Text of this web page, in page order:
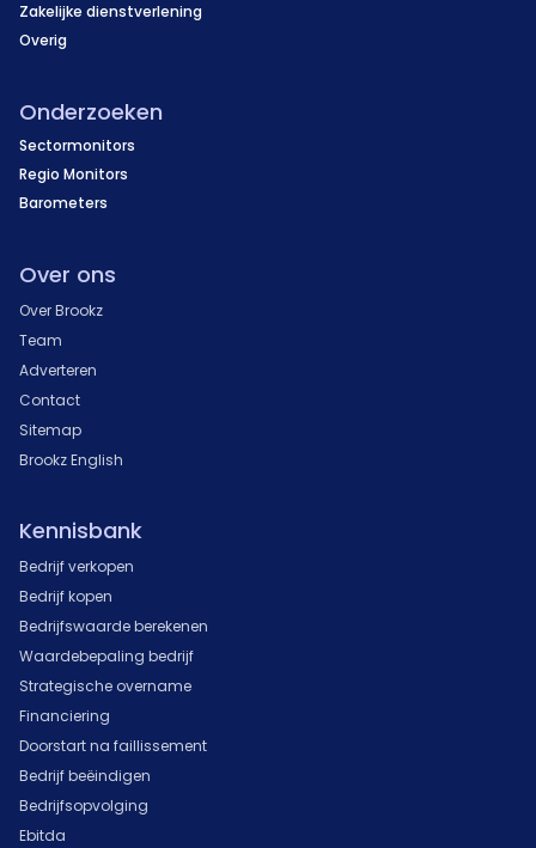
Zakelijke dienstverlening
Overig
Onderzoeken
Sectormonitors
Regio Monitors
Barometers
Over ons
Over Brookz
Team
Adverteren
Contact
Sitemap
Brookz English
Kennisbank
Bedrijf verkopen
Bedrijf kopen
Bedrijfswaarde berekenen
Waardebepaling bedrijf
Strategische overname
Financiering
Doorstart na faillissement
Bedrijf beëindigen
Bedrijfsopvolging
Ebitda